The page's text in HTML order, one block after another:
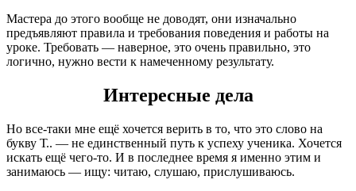
Мастера до этого вообще не доводят, они изначально
предъявляют правила и требования поведения и работы на
уроке. Требовать — наверное, это очень правильно, это
логично, нужно вести к намеченному результату.
Интересные дела
Но все-таки мне ещё хочется верить в то, что это слово на
букву Т.. — не единственный путь к успеху ученика. Хочется
искать ещё чего-то. И в последнее время я именно этим и
занимаюсь — ищу: читаю, слушаю, прислушиваюсь.